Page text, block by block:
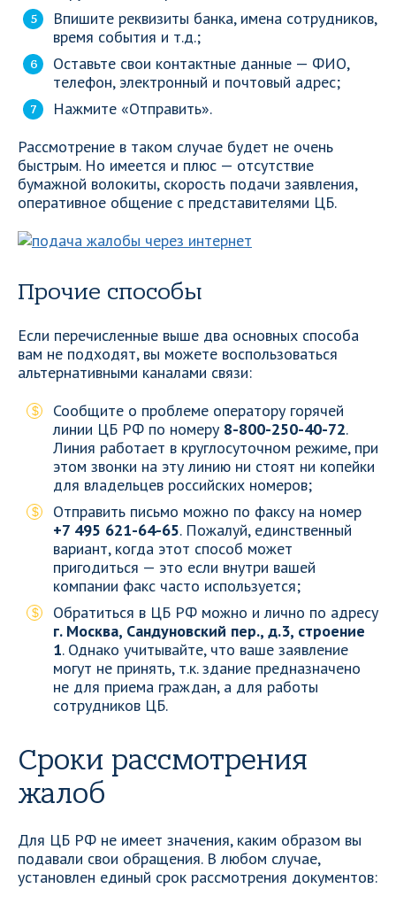
Впишите реквизиты банка, имена сотрудников,
время события и т.д.;
Оставьте свои контактные данные — ФИО,
телефон, электронный и почтовый адрес;
Нажмите «Отправить».
Рассмотрение в таком случае будет не очень
быстрым. Но имеется и плюс — отсутствие
бумажной волокиты, скорость подачи заявления,
оперативное общение с представителями ЦБ.
Прочие способы
Если перечисленные выше два основных способа
вам не подходят, вы можете воспользоваться
альтернативными каналами связи:
Сообщите о проблеме оператору горячей
линии ЦБ РФ по номеру 8-800-250-40-72.
Линия работает в круглосуточном режиме, при
этом звонки на эту линию ни стоят ни копейки
для владельцев российских номеров;
Отправить письмо можно по факсу на номер
+7 495 621-64-65. Пожалуй, единственный
вариант, когда этот способ может
пригодиться — это если внутри вашей
компании факс часто используется;
Обратиться в ЦБ РФ можно и лично по адресу
г. Москва, Сандуновский пер., д.3, строение
1. Однако учитывайте, что ваше заявление
могут не принять, т.к. здание предназначено
не для приема граждан, а для работы
сотрудников ЦБ.
Сроки рассмотрения
жалоб
Для ЦБ РФ не имеет значения, каким образом вы
подавали свои обращения. В любом случае,
установлен единый срок рассмотрения документов: